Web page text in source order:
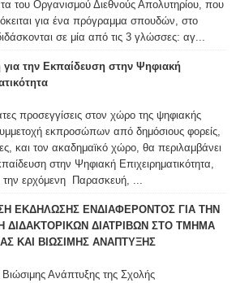
του Οργανισμού Διεθνούς Απολυτηρίου, που
για ένα πρόγραμμα σπουδών, στο
σε μία από τις 3 γλώσσες: αγ...
την Εκπαίδευση στην Ψηφιακή
προσεγγίσεις στον χώρο της ψηφιακής
εκπροσώπων από δημόσιους φορείς,
και τον ακαδημαϊκό χώρο, θα περιλαμβάνει
στην Ψηφιακή Επιχειρηματικότητα,
ερχόμενη Παρασκευή, ...
ΕΚΔΗΛΩΣΗΣ ΕΝΔΙΑΦΕΡΟΝΤΟΣ ΓΙΑ ΤΗΝ
ΔΙΔΑΚΤΟΡΙΚΩΝ ΔΙΑΤΡΙΒΩΝ ΣΤΟ ΤΜΗΜΑ
ΚΑΙ ΒΙΩΣΙΜΗΣ ΑΝΑΠΤΥΞΗΣ
Ανάπτυξης της Σχολής